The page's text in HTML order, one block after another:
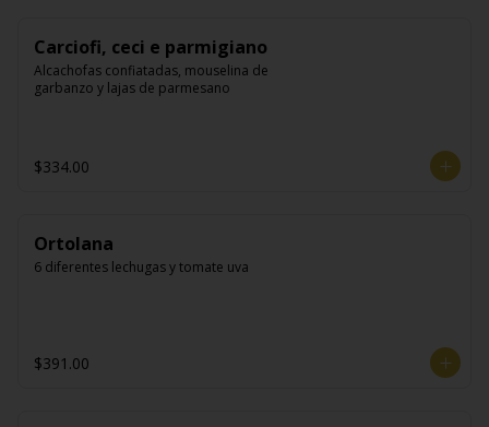
Carciofi, ceci e parmigiano
Alcachofas confiatadas, mouselina de
garbanzo y lajas de parmesano
$334.00
Ortolana
6 diferentes lechugas y tomate uva
$391.00